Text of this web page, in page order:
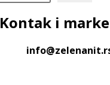
Kontak i